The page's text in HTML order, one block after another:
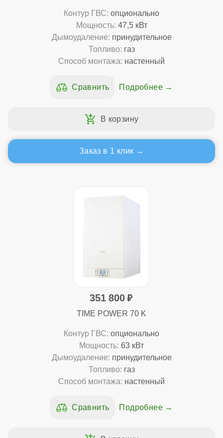
Контур ГВС: опционально
Мощность: 47,5 кВт
Дымоудаление: принудительное
Топливо: газ
Способ монтажа: настенный
Подробнее
Заказ в 1 клик
351 800
TIME POWER 70 K
Контур ГВС: опционально
Мощность: 63 кВт
Дымоудаление: принудительное
Топливо: газ
Способ монтажа: настенный
Подробнее